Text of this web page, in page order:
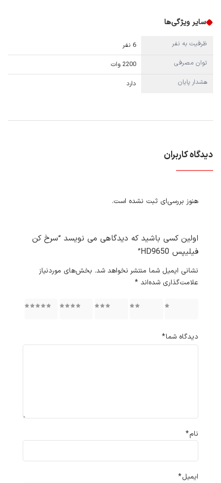
سایر ویژگی‌ها
ظرفیت به نفر
6 نفر
توان مصرفی
2200 وات
هشدار پایان
دارد
دیدگاه کاربران
هنوز بررسی‌ای ثبت نشده است.
اولین کسی باشید که دیدگاهی می نویسد “سرخ کن
فیلیپس HD9650”
نشانی ایمیل شما منتشر نخواهد شد. بخش‌های موردنیاز
علامت‌گذاری شده‌اند *
۳ از ۵ ۴ از ۵ ۵ از ۵
دیدگاه شما*
نام*
ایمیل*